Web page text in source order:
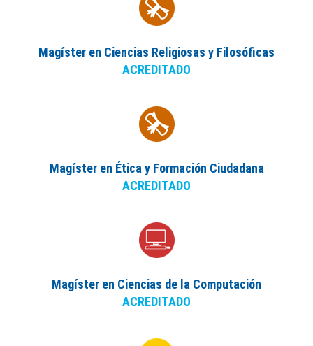
Magíster en Ciencias Religiosas y Filosóficas
ACREDITADO
Magíster en Ética y Formación Ciudadana
ACREDITADO
Magíster en Ciencias de la Computación
ACREDITADO